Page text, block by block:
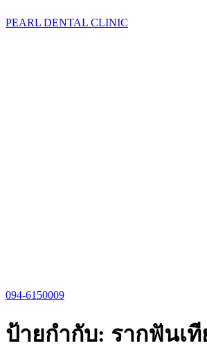
PEARL DENTAL CLINIC
094-6150009
ป้ายกำกับ: รากฟันเ